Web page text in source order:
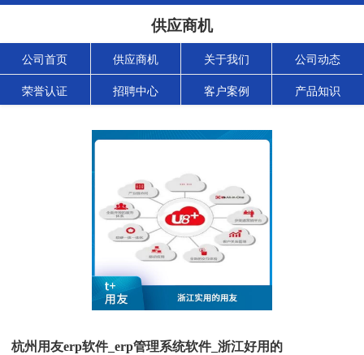
供应商机
公司首页 供应商机 关于我们 公司动态
荣誉认证 招聘中心 客户案例 产品知识
杭州用友erp软件_erp管理系统软件_浙江好用的